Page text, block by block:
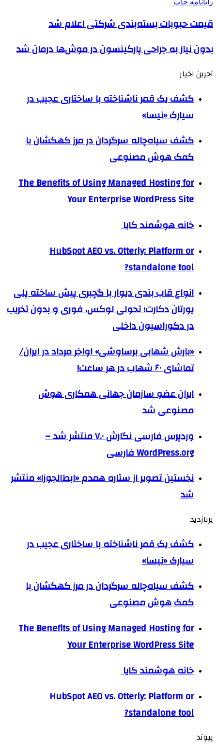
قیمت حبوبات بسته‌بندی شرکتی اعلام شد
بدون نیاز به جراحی پارکینسون در موش‌ها درمان شد
آحرین اخبار
کشف یک قمر ناشناخته با ساختاری عجیب در
سیارک «نیسا»
کشف سیاه‌چاله سرگردان در مرز کهکشان با
کمک هوش مصنوعی
The Benefits of Using Managed Hosting for
Your Enterprise WordPress Site
خانه هوشمند کایا
HubSpot AEO vs. Otterly: Platform or
standalone tool?
انواع قاب بندی دیوار با گچبری پیش ساخته پلی
یورتان دکارت؛ تحولی لوکس، فوری و بدون تخریب
در دکوراسیون داخلی
«بارش شهابی برساوشی» اواخر مرداد در ایران/
تماشای ۶۰ شهاب در هر ساعت!
ایران عضو سازمان جهانی همکاری هوش
مصنوعی شد
وردپرس فارسی نگارش ۷.۰ منتشر شد –
WordPress.org فارسی
نخستین تصویر از ستاره همدم «ابط‌الجوزا» منتشر
شد
پربازدید
کشف یک قمر ناشناخته با ساختاری عجیب در
سیارک «نیسا»
کشف سیاه‌چاله سرگردان در مرز کهکشان با
کمک هوش مصنوعی
The Benefits of Using Managed Hosting for
Your Enterprise WordPress Site
خانه هوشمند کایا
HubSpot AEO vs. Otterly: Platform or
standalone tool?
پیوند